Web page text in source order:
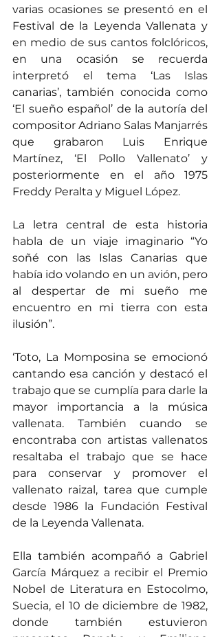
varias ocasiones se presentó en el
Festival de la Leyenda Vallenata y
en medio de sus cantos folclóricos,
en una ocasión se recuerda
interpretó el tema ‘Las Islas
canarias’, también conocida como
‘El sueño español’ de la autoría del
compositor Adriano Salas Manjarrés
que grabaron Luis Enrique
Martínez, ‘El Pollo Vallenato’ y
posteriormente en el año 1975
Freddy Peralta y Miguel López.
La letra central de esta historia
habla de un viaje imaginario “Yo
soñé con las Islas Canarias que
había ido volando en un avión, pero
al despertar de mi sueño me
encuentro en mi tierra con esta
ilusión”.
‘Toto, La Momposina se emocionó
cantando esa canción y destacó el
trabajo que se cumplía para darle la
mayor importancia a la música
vallenata. También cuando se
encontraba con artistas vallenatos
resaltaba el trabajo que se hace
para conservar y promover el
vallenato raizal, tarea que cumple
desde 1986 la Fundación Festival
de la Leyenda Vallenata.
Ella también acompañó a Gabriel
García Márquez a recibir el Premio
Nobel de Literatura en Estocolmo,
Suecia, el 10 de diciembre de 1982,
donde también estuvieron